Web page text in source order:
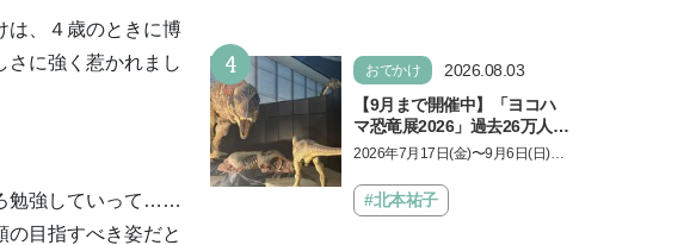
は、４歳のときに博
さに強く惹かれまし
勉強していって……
の目指すべき姿だと
4 おでかけ
2026.08.03
【9月まで開催中】「ヨコハ
マ恐竜展2026」過去26万人を
動員した恐竜展が9年ぶりに
しむポイントを完全ガイド
2026年7月17日(金)〜9月6日(日)、
「ヨコハマ恐竜展2026〜恐竜の食
卓大図鑑〜」が開催…
#北本祐子